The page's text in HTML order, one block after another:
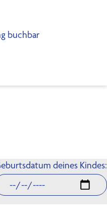
buchbar
deines Kindes: